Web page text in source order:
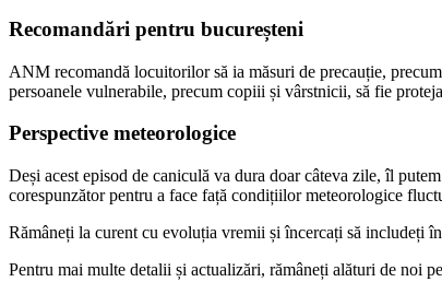
Recomandări pentru bucureșteni
ANM recomandă locuitorilor să ia măsuri de precauție,
persoanele vulnerabile, precum copiii și vârstnicii, să fie
Perspective meteorologice
Deși acest episod de caniculă va dura doar câteva zile, îl
corespunzător pentru a face față condițiilor meteorologice
Rămâneți la curent cu evoluția vremii și încercați să includeți
Pentru mai multe detalii și actualizări, rămâneți alături de noi